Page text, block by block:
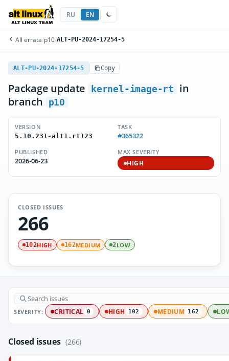
RU EN
All errata/p10/ALT-PU-2024-17254-5
ALT-PU-2024-17254-5 Copy
Package update kernel-image-rt
in
branch
p10
VERSION
5.10.231-alt1.rt123
TASK
#365322
PUBLISHED
2026-06-23
MAX SEVERITY
HIGH
CLOSED ISSUES
266
102HIGH 162MEDIUM 2LOW
SEVERITY: CRITICAL 0 HIGH 102 MEDIUM 162
Closed issues (266)